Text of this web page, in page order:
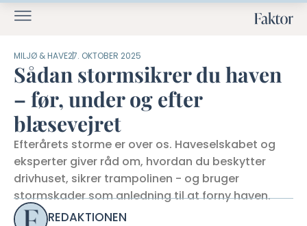
MILJØ & HAVE27. OKTOBER 2025
Sådan stormsikrer du haven
– før, under og efter
blæsevejret
Efterårets storme er over os. Haveselskabet og
eksperter giver råd om, hvordan du beskytter
drivhuset, sikrer trampolinen - og bruger
stormskader som anledning til at forny haven.
REDAKTIONEN